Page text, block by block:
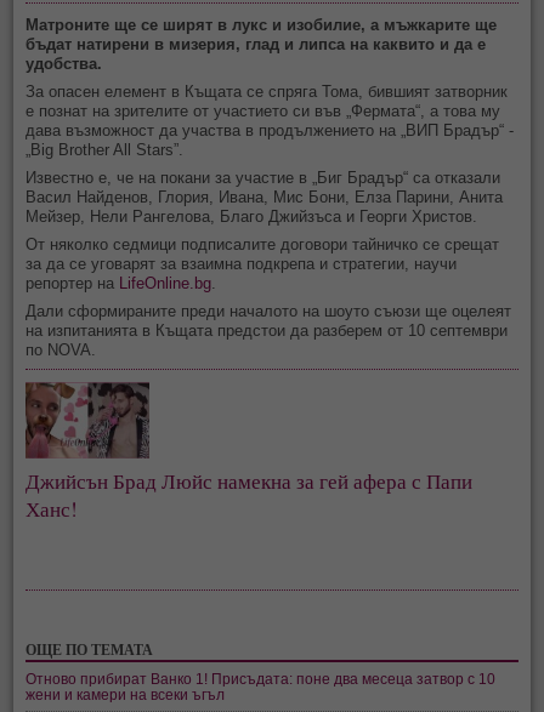
Матроните ще се ширят в лукс и изобилие, а мъжкарите ще
бъдат натирени в мизерия, глад и липса на каквито и да е
удобства.
За опасен елемент в Къщата се спряга Тома, бившият затворник
е познат на зрителите от участието си във „Фермата“, а това му
дава възможност да участва в продължението на „ВИП Брадър“ -
„Big Brother All Stars”.
Известно е, че на покани за участие в „Биг Брадър“ са отказали
Васил Найденов, Глория, Ивана, Мис Бони, Елза Парини, Анита
Мейзер, Нели Рангелова, Благо Джийзъса и Георги Христов.
От няколко седмици подписалите договори тайничко се срещат
за да се уговарят за взаимна подкрепа и стратегии, научи
репортер на LifeOnline.bg.
Дали сформираните преди началото на шоуто съюзи ще оцелеят
на изпитанията в Къщата предстои да разберем от 10 септември
по NOVA.
Джийсън Брад Люйс намекна за гей афера с Папи
Ханс!
ОЩЕ ПО ТЕМАТА
Отново прибират Ванко 1! Присъдата: поне два месеца затвор с 10
жени и камери на всеки ъгъл